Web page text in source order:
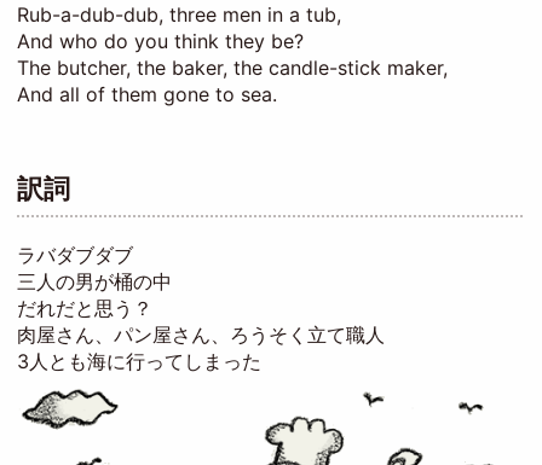
Rub-a-dub-dub, three men in a tub,
And who do you think they be?
The butcher, the baker, the candle-stick maker,
And all of them gone to sea.
訳詞
ラバダブダブ
三人の男が桶の中
だれだと思う？
肉屋さん、パン屋さん、ろうそく立て職人
3人とも海に行ってしまった
Image